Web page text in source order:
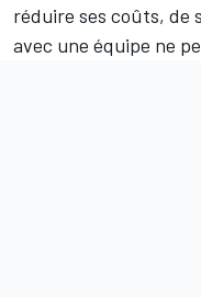
réduire ses coûts, de
avec une équipe ne